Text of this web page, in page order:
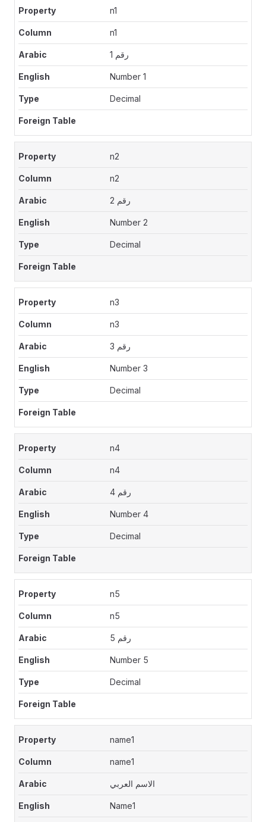
n1
n1
رقم 1
Number 1
Decimal
n2
n2
رقم 2
Number 2
Decimal
n3
n3
رقم 3
Number 3
Decimal
n4
n4
رقم 4
Number 4
Decimal
n5
n5
رقم 5
Number 5
Decimal
name1
name1
الاسم العربي
Name1